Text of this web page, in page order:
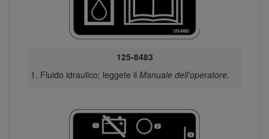
125-8483
Fluido idraulico; leggete il Manuale dell'operatore.